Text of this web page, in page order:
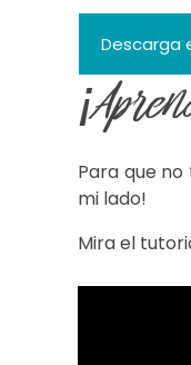
Descarga
Para que
mi lado!
Mira el